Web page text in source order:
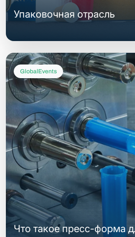
Упаковочная отрасль
GlobalEvents
Что такое пресс-форма